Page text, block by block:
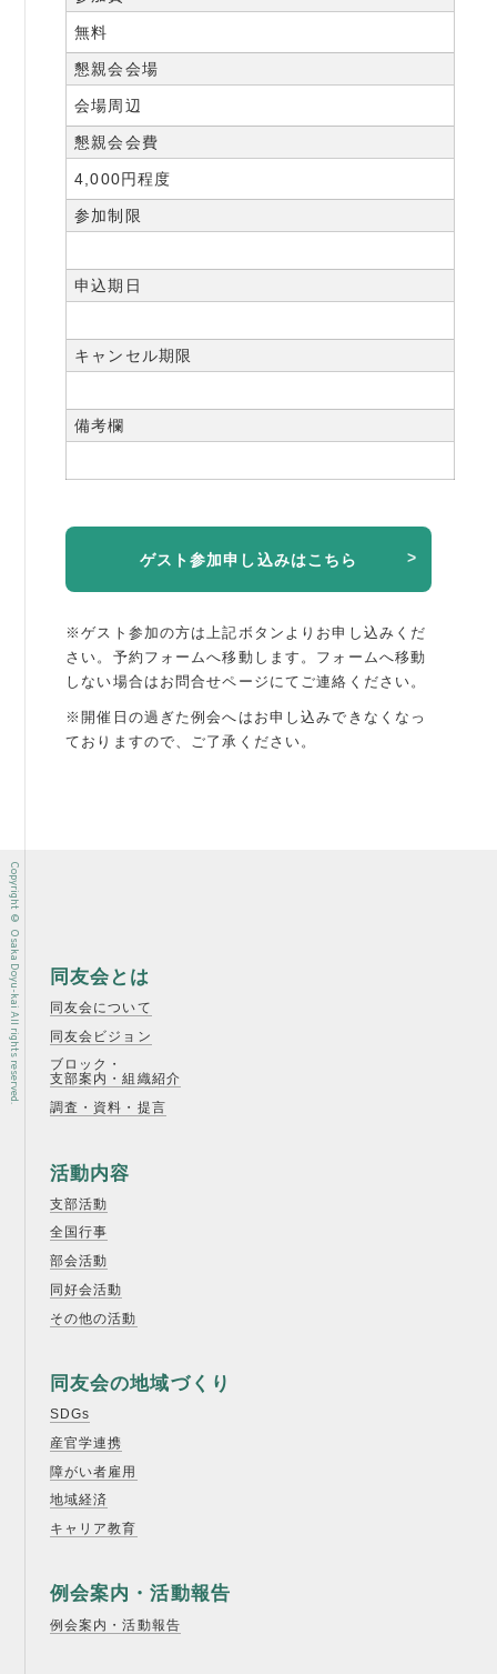
無料
懇親会会場
会場周辺
懇親会会費
4,000円程度
参加制限
申込期日
キャンセル期限
備考欄
ゲスト参加申し込みはこちら
※ゲスト参加の方は上記ボタンよりお申し込みくだ
さい。予約フォームへ移動します。 フォームへ移動
しない場合はお問合せページにてご連絡ください。
※開催日の過ぎた例会へはお申し込みできなくなっ
ておりますので、ご了承ください。
同友会とは
同友会について
同友会ビジョン
ブロック・
支部案内・組織紹介
調査・資料・提言
活動内容
支部活動
全国行事
部会活動
同好会活動
その他の活動
同友会の地域づくり
SDGs
産官学連携
障がい者雇用
地域経済
キャリア教育
例会案内・活動報告
例会案内・活動報告
Copyright © Osaka Doyu-kai All rights reserved.